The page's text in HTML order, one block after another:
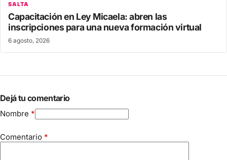
SALTA
Capacitación en Ley Micaela: abren las
inscripciones para una nueva formación virtual
6 agosto, 2026
Dejá tu comentario
Nombre *
Comentario *